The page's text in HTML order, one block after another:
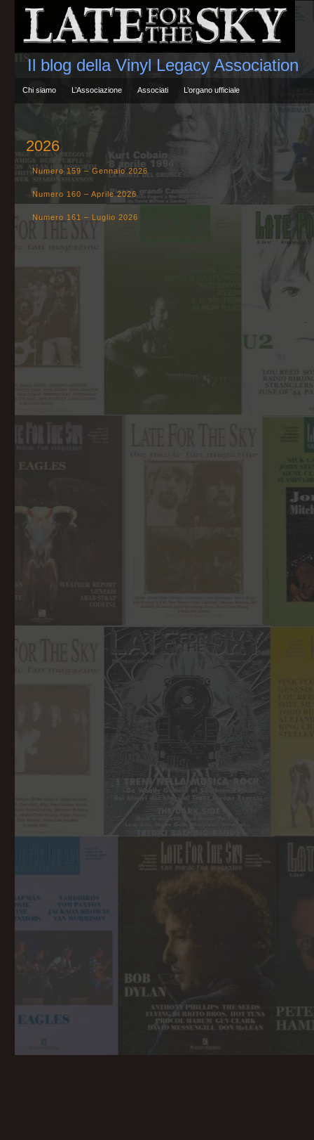
Il blog della Vinyl Legacy Association
Chi siamo L’Associazione Associati L’organo ufficiale
2026
Numero 159 – Gennaio 2026
Numero 160 – Aprile 2026
Numero 161 – Luglio 2026